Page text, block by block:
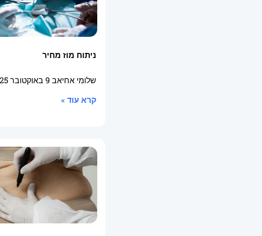
ניתוח מוז מחיר
שלומי אחיאב 9 באוקטובר 2025
קרא עוד »